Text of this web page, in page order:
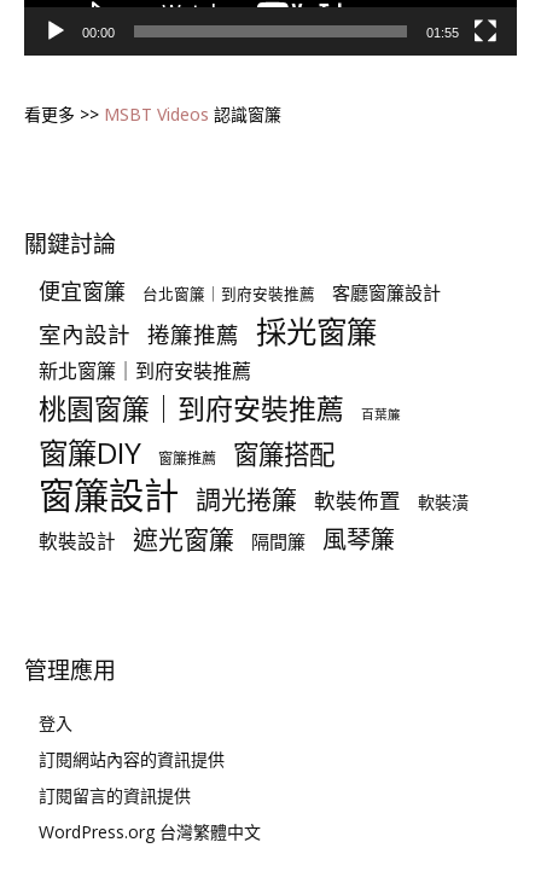
00:00 01:55
看更多 >> MSBT Videos 認識窗簾
關鍵討論
便宜窗簾 台北窗簾｜到府安裝推薦 客廳窗簾設計
室內設計 捲簾推薦 採光窗簾
新北窗簾｜到府安裝推薦
桃園窗簾｜到府安裝推薦 百葉簾
窗簾DIY 窗簾推薦 窗簾搭配
窗簾設計 調光捲簾 軟裝佈置 軟裝潢
軟裝設計 遮光窗簾 隔間簾 風琴簾
管理應用
登入
訂閱網站內容的資訊提供
訂閱留言的資訊提供
WordPress.org 台灣繁體中文